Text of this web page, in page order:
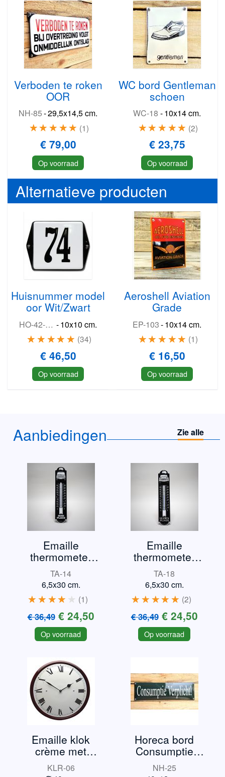
Verboden te roken
OOR
NH-85-29,5x14,5 cm.
1
€ 79,00
Op voorraad
WC bord Gentleman
schoen
WC-18 -10x14 cm.
2
€ 23,75
Op voorraad
Alternatieve producten
Huisnummer model
oor Wit/Zwart
HO-42-WZ -10x10 cm.
34
€ 46,50
Op voorraad
Aeroshell Aviation
Grade
EP-103-10x14 cm.
1
€ 16,50
Op voorraad
Aanbiedingen Zie alle
Emaille
thermometer
Mini
TA-14
6,5x30 cm.
1
€ 36,49 € 24,50
Op voorraad
Emaille
thermometer
Triumph TR3
TA-18
6,5x30 cm.
2
€ 36,49 € 24,50
Op voorraad
Emaille klok
crème met
bordeauxrand
KLR-06
Horeca bord
Consumptie
verplicht
NH-25